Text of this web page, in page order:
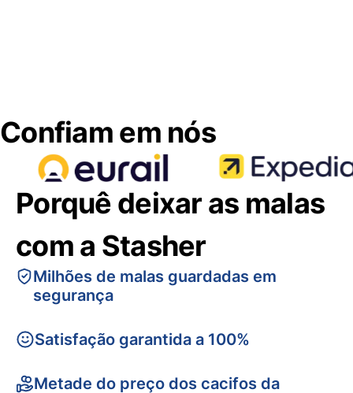
Confiam em nós
Porquê deixar as malas
com a Stasher
Milhões de malas guardadas em
segurança
Satisfação garantida a 100%
Metade do preço dos cacifos da